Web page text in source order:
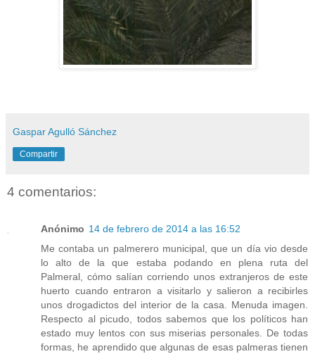
Gaspar Agulló Sánchez
Compartir
4 comentarios:
Anónimo 14 de febrero de 2014 a las 16:52
Me contaba un palmerero municipal, que un día vio desde
lo alto de la que estaba podando en plena ruta del
Palmeral, cómo salían corriendo unos extranjeros de este
huerto cuando entraron a visitarlo y salieron a recibirles
unos drogadictos del interior de la casa. Menuda imagen.
Respecto al picudo, todos sabemos que los políticos han
estado muy lentos con sus miserias personales. De todas
formas, he aprendido que algunas de esas palmeras tienen